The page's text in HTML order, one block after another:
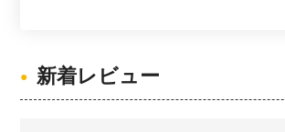
新着レビュー